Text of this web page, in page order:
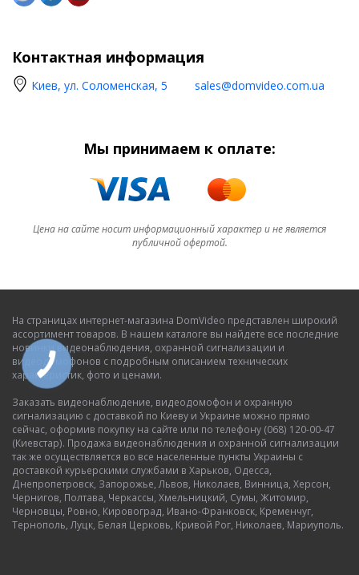
Контактная информация
Киев, ул. Соломенская, 5 sales@domvideo.com.ua
Мы принимаем к оплате:
Цена на сайте носит информационный характер и не является
публичной офертой.
На страницах интернет-магазина DomVideo представлен широкий
ассортимент товаров. В нашем каталоге вы найдете все последние
новинки видеонаблюдения, охранной сигнализации и
видеодомофонов с подробным описанием технических
характеристик, фото и ценами.
Заказать видеонаблюдение, видеодомофон и охранную
сигнализацию с доставкой по Киеву и Украине можно прямо
сейчас, оформив покупку на сайте или по телефону (068) 120-00-47
(Киевстар). Продажа видеонаблюдения и охранной сигнализации
так же осуществляется во все населенные пункты Украины с
доставкой курьерскими службами в Харьков, Одесса,
Днепропетровск, Запорожье, Львов, Николаев, Винница, Херсон,
Чернигов, Полтава, Черкассы, Хмельницкий, Сумы, Житомир,
Черновцы, Ровно, Кировоград, Ивано-Франковск, Кременчуг,
Тернополь, Луцк, Белая Церковь, Кривой Рог, Николаев, Мариуполь.